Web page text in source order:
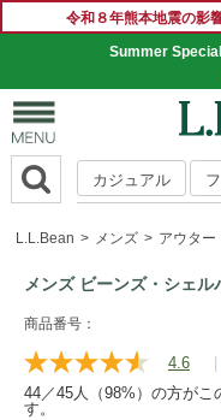
令和８年熊本地震の影
Summer Special
カジュアル
L.L.Bean メンズ アウター
メンズ ビーンズ・シェ
https://
商品番号：
4.6 |
44／45人（98%）の方がこ
す。